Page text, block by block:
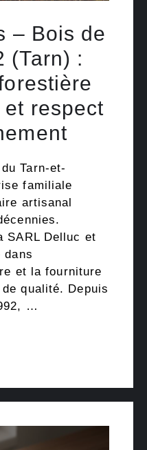
– Bois de
(Tarn) :
respect
Tarn-et-
familiale
artisanal
SARL Delluc et
dans
et la fourniture
qualité. Depuis
…